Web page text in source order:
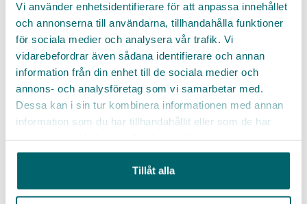
Vi använder enhetsidentifierare för att anpassa innehållet
och annonserna till användarna, tillhandahålla funktioner
för sociala medier och analysera vår trafik. Vi
vidarebefordrar även sådana identifierare och annan
information från din enhet till de sociala medier och
annons- och analysföretag som vi samarbetar med.
Dessa kan i sin tur kombinera informationen med annan
information som du har tillhandahållit eller som de har
Tillåt alla
Sommarvikarier till Villa Maria
Höjdpunkter:Gedigen introduktion. Trygga villkor
och flera förmåner. En av Sveriges bästa
arbetsgivare. Karriär- och utvecklingsmöjligheter.
Undersköterska/Vårdbiträde
Äldreboende